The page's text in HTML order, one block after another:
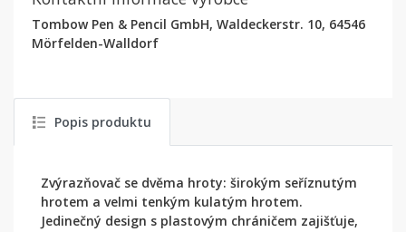
Tombow Pen & Pencil GmbH, Waldeckerstr. 10, 64546
Mörfelden-Walldorf
Popis produktu
Zvýrazňovač se dvěma hroty: širokým seříznutým
hrotem a velmi tenkým kulatým hrotem.
Jedinečný design s plastovým chráničem zajišťuje,